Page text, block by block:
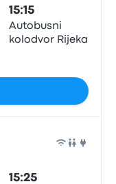
15:15
Autobusni
kolodvor Rijeka
15:25